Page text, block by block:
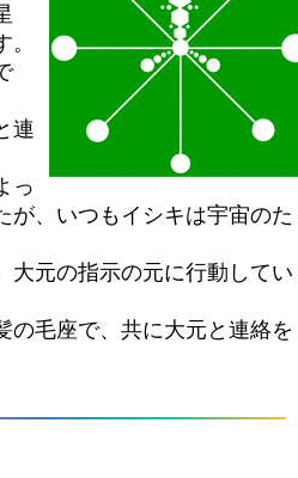
連
っ
が、いつもイシキは宇宙のた
大元の指示の元に行動してい
の毛座で、共に大元と連絡を